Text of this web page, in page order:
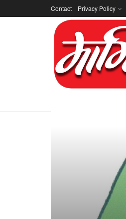
Contact Privacy Policy